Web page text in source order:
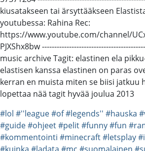
kiusatakseen tai ärsyttääkseen
youtubessa: Rahina Rec:
https://www.youtube.com/channel/
PJXShx8bw
music archive Tagit: elastinen ela
elastisen kanssa elastinen on paras
kerran en muista miten se biisi jatkuu
lopettaa nää tagit hyvää joulua 2013
#lol #''league#of#legends'' #hauska
#guide#ohjeet#pelit#funny#fun
#kommentointi #minecraft#letsplay